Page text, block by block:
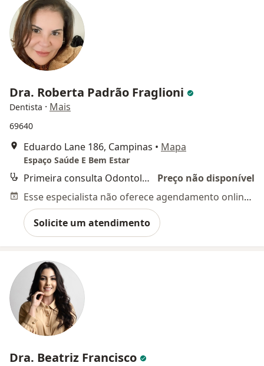
Dra. Roberta Padrão Fraglioni
Dentista · Mais
69640
Eduardo Lane 186, Campinas • Mapa
Espaço Saúde E Bem Estar
Primeira consulta Odontológica
Preço não disponível
Esse especialista não oferece agendamento online para esse endereço.
Solicite um atendimento
Dra. Beatriz Francisco